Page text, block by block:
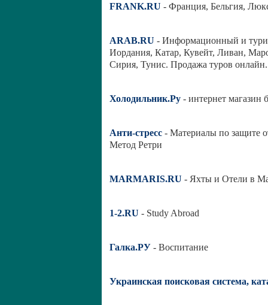
FRANK.RU - Франция, Бельгия,
ARAB.RU - Информационный и
Иордания, Катар, Кувейт, Ливан,
Сирия, Тунис. Продажа туров
Холодильник.Ру - интернет магазин
Анти-стресс - Материалы по защите
Метод Ретри
MARMARIS.RU - Яхты и Отели в
1-2.RU - Study Abroad
Галка.РУ - Воспитание
Украинская поисковая система,